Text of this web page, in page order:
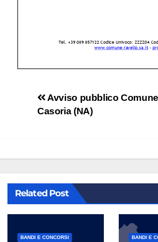
Navigazione
articoli
Avviso pubblico
Casoria (NA)
Related Post
BANDI E CONCORSI BANDI E